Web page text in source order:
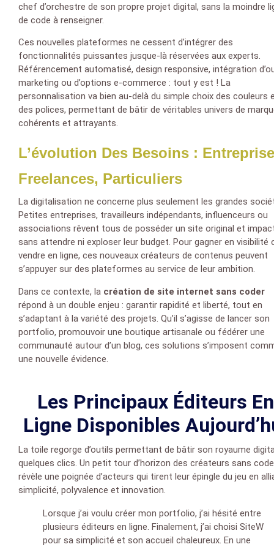
chef d’orchestre de son propre projet digital, sans la moindre
de code à renseigner.
Ces nouvelles plateformes ne cessent d’intégrer des
fonctionnalités puissantes jusque-là réservées aux experts.
Référencement automatisé, design responsive, intégration
marketing ou d’options e-commerce : tout y est ! La
personnalisation va bien au-delà du simple choix des couleurs
des polices, permettant de bâtir de véritables univers de
cohérents et attrayants.
L’évolution Des Besoins :
Freelances, Particuliers
La digitalisation ne concerne plus seulement les grandes
Petites entreprises, travailleurs indépendants, influenceurs ou
associations rêvent tous de posséder un site original et
sans attendre ni exploser leur budget. Pour gagner en visibilité
vendre en ligne, ces nouveaux créateurs de contenus peuvent
s’appuyer sur des plateformes au service de leur ambition.
Dans ce contexte, la création de site internet sans coder
répond à un double enjeu : garantir rapidité et liberté, tout en
s’adaptant à la variété des projets. Qu’il s’agisse de lancer son
portfolio, promouvoir une boutique artisanale ou fédérer une
communauté autour d’un blog, ces solutions s’imposent
une nouvelle évidence.
Les Principaux Éditeurs En
Ligne Disponibles
La toile regorge d’outils permettant de bâtir son royaume
quelques clics. Un petit tour d’horizon des créateurs sans code
révèle une poignée d’acteurs qui tirent leur épingle du jeu en
simplicité, polyvalence et innovation.
Lorsque j’ai voulu créer mon portfolio, j’ai hésité entre
plusieurs éditeurs en ligne. Finalement, j’ai choisi SiteW
pour sa simplicité et son accueil chaleureux. En une